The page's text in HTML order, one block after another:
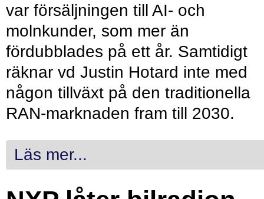
var försäljningen till AI- och
molnkunder, som mer än
fördubblades på ett år. Samtidigt
räknar vd Justin Hotard inte med
någon tillväxt på den traditionella
RAN-marknaden fram till 2030.
Läs mer...